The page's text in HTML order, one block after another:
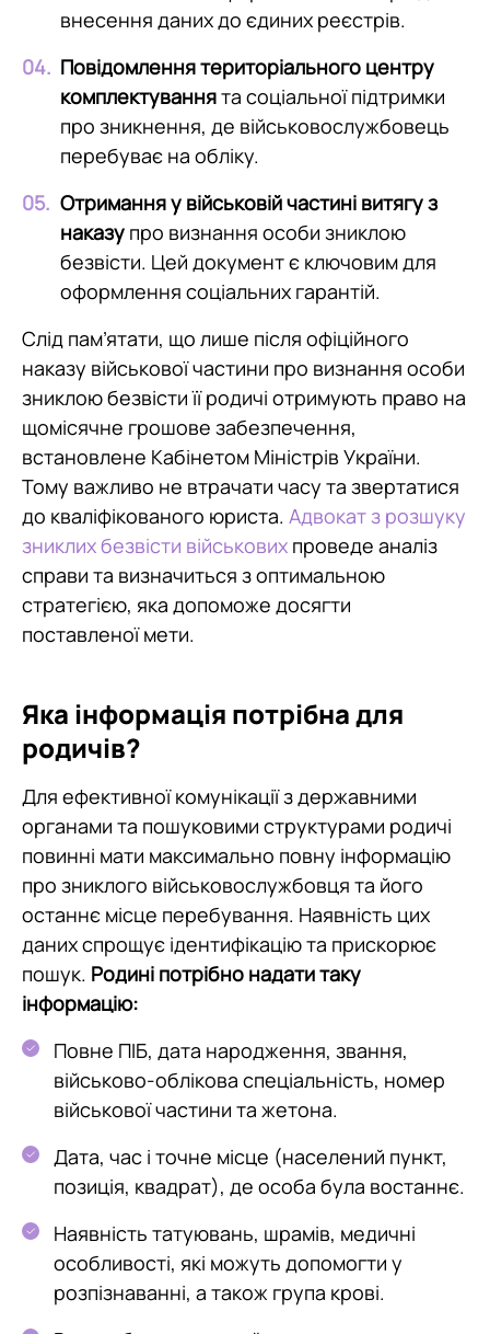
внесення даних до єдиних реєстрів.
Повідомлення територіального центру
комплектуваннята соціальної підтримки
про зникнення, де військовослужбовець
перебуває на обліку.
Отримання у військовій частині витягу з
наказу про визнання особи зниклою
безвісти. Цей документ є ключовим для
оформлення соціальних гарантій.
Слід пам’ятати, що лише після офіційного
наказу військової частини про визнання особи
зниклою безвісти її родичі отримують право на
щомісячне грошове забезпечення,
встановлене Кабінетом Міністрів України.
Тому важливо не втрачати часу та звертатися
до кваліфікованого юриста. Адвокат з розшуку
зниклих безвісти військових проведе аналіз
справи та визначиться з оптимальною
стратегією, яка допоможе досягти
поставленої мети.
Яка інформація потрібна для
родичів?
Для ефективної комунікації з державними
органами та пошуковими структурами родичі
повинні мати максимально повну інформацію
про зниклого військовослужбовця та його
останнє місце перебування. Наявність цих
даних спрощує ідентифікацію та прискорює
пошук. Родині потрібно надати таку
інформацію:
Повне ПІБ, дата народження, звання,
військово-облікова спеціальність, номер
військової частини та жетона.
Дата, час і точне місце (населений пункт,
позиція, квадрат), де особа була востаннє.
Наявність татуювань, шрамів, медичні
особливості, які можуть допомогти у
розпізнаванні, а також група крові.